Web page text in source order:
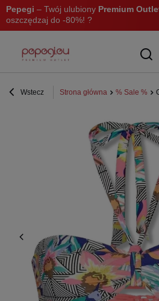
Pepegi – Twój ulubiony Premium
oszczędzaj do -80%! ?
Wstecz Strona główna % Sale %